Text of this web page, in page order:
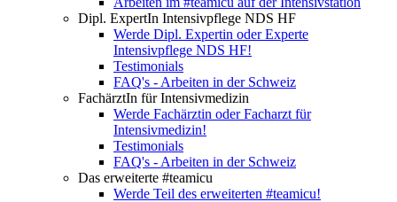
Dipl. ExpertIn Intensivpflege NDS HF
Werde Dipl. Expertin oder Experte
Intensivpflege NDS HF!
Testimonials
FAQ's - Arbeiten in der Schweiz
FachärztIn für Intensivmedizin
Werde Fachärztin oder Facharzt für
Intensivmedizin!
Testimonials
FAQ's - Arbeiten in der Schweiz
Das erweiterte #teamicu
Werde Teil des erweiterten #teamicu!